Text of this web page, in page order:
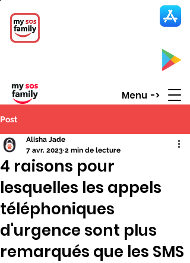
Menu ->
Post
4 raisons pour
lesquelles les appels
téléphoniques
d'urgence sont plus
remarqués que les SMS
Alisha Jade
7 avr. 2023 2 min de lecture